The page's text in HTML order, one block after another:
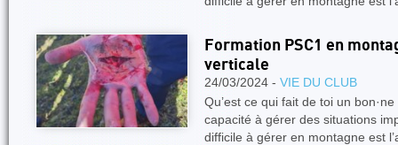
Formation PSC1 en
verticale
24/03/2024 - VIE DU CLUB
Qu’est ce qui fait de toi un
capacité à gérer des situations
difficile à gérer en montagne est